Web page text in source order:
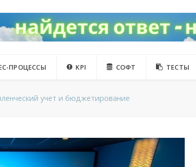
ПРОЦЕССЫ KPI СОФТ ТЕСТЫ
учет и бюджетирование